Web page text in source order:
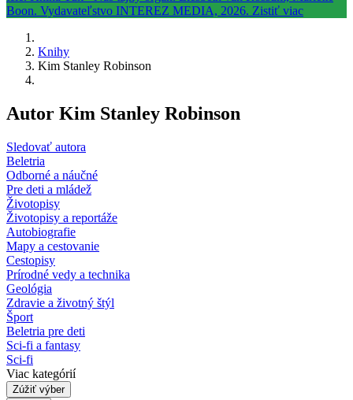
Knihy
Kim Stanley Robinson
Autor Kim Stanley Robinson
Sledovať autora
Beletria
Odborné a náučné
Pre deti a mládež
Životopisy
Životopisy a reportáže
Autobiografie
Mapy a cestovanie
Cestopisy
Prírodné vedy a technika
Geológia
Zdravie a životný štýl
Šport
Beletria pre deti
Sci-fi a fantasy
Sci-fi
Viac kategórií
Zúžiť výber